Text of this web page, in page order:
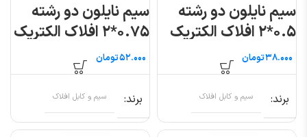
سیم نایلون دو رشته
۰.۵*۲ افلاک الکتریک
خراسان (متری)
تومان
برند سیم و کابل افلاک
سیم نایلون دو رشته
۰.۷۵*۲ افلاک الکتریک
خراسان (متری)
تومان
برند سیم و کابل افلاک